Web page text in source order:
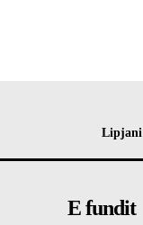
Lipjani
E fundit